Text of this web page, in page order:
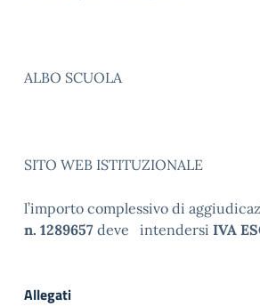
ALBO SCUOLA
SITO WEB ISTITUZIONALE
l’importo complessivo di
n. 1289657 deve intendersi IVA
Allegati